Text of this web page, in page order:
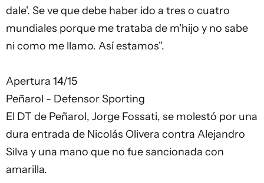
dale'. Se ve que debe haber ido a tres o cuatro
mundiales porque me trataba de m'hijo y no sabe
ni como me llamo. Así estamos".
Apertura 14/15
Peñarol - Defensor Sporting
El DT de Peñarol, Jorge Fossati, se molestó por una
dura entrada de Nicolás Olivera contra Alejandro
Silva y una mano que no fue sancionada con
amarilla.